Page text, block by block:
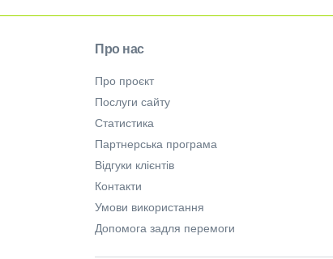
Про нас
Про проєкт
Послуги сайту
Статистика
Партнерська програма
Відгуки клієнтів
Контакти
Умови використання
Допомога задля перемоги